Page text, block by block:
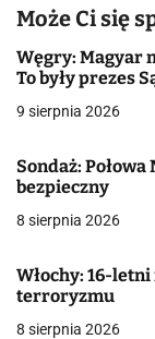
a
c
j
w
p
i
s
Może Ci się
Węgry: Magyar
To były prezes
9 sierpnia 2026
Sondaż:
bezpieczny
8 sierpnia 2026
Włochy: 16-
terroryzmu
8 sierpnia 2026